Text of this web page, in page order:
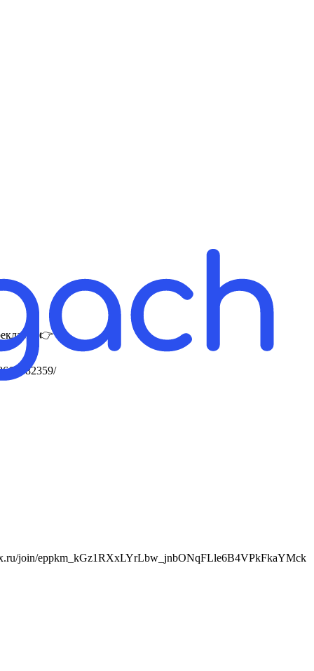
👉
join/eppkm_kGz1RXxLYrLbw_jnbONqFLle6B4VPkFkaYMck